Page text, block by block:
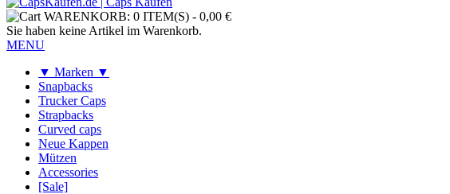
WARENKORB: 0 ITEM(S) - 0,00 €
Sie haben keine Artikel im Warenkorb.
MENU
▼ Marken ▼
Snapbacks
Trucker Caps
Strapbacks
Curved caps
Neue Kappen
Mützen
Accessories
[Sale]